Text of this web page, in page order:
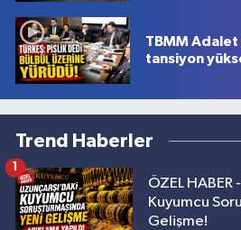
TBMM Adalet
tansiyon
Trend Haberler
ÖZEL HABER
Kuyumcu
Gelişme!
1